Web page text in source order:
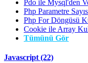
Pdo ile Mysql'den
Php Parametre
Php For Döngüsü
Cookie ile Array
Tümünü Gör
Javascript (22)